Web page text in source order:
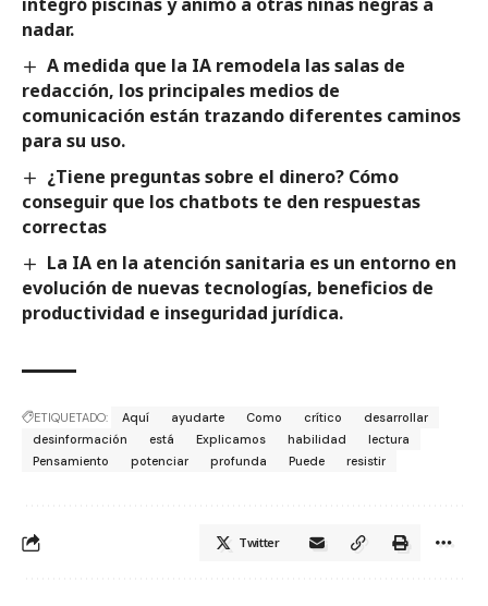
nadar.
A medida que la IA remodela las salas de
redacción, los principales medios de
comunicación están trazando diferentes caminos
para su uso.
¿Tiene preguntas sobre el dinero? Cómo
conseguir que los chatbots te den respuestas
correctas
La IA en la atención sanitaria es un entorno en
evolución de nuevas tecnologías, beneficios de
productividad e inseguridad jurídica.
ETIQUETADO: Aquí ayudarte Como crítico
desarrollar
desinformación
está Explicamos habilidad
lectura
Pensamiento
potenciar profunda Puede resistir
Twitter